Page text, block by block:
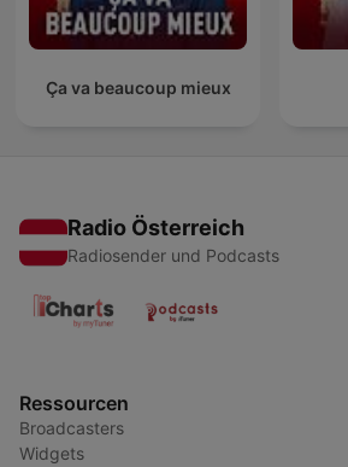
Ça va beaucoup mieux
Radio Österreich
Radiosender und Podcasts
Ressourcen
Broadcasters
Widgets